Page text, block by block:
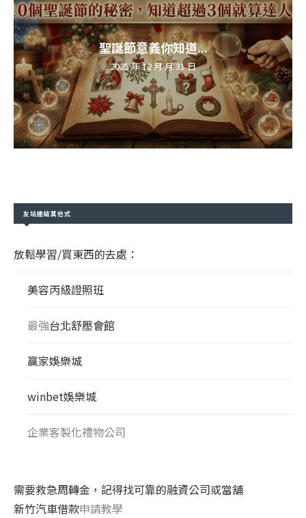
聖誕節意義你知道...
2025 年 12 月 月 31 日
友站連結其他式
放鬆學習/買東西的去處：
美容丙級證照班
最強台北舒壓會館
贏家娛樂城
winbet娛樂城
企業客製化禮物公司
需要救急周轉金，記得找可靠的融資公司或當舖
新竹汽車借款申請教學